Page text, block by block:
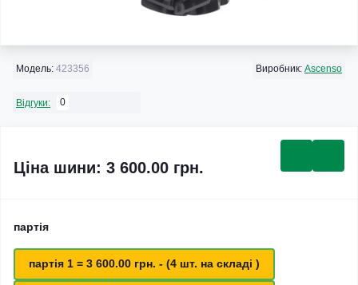
Модель: 423356 Виробник: Ascenso
Відгуки: 0
Ціна шини: 3 600.00 грн.
партія
партія 1 = 3 600.00 грн. - (4 шт. на складі )